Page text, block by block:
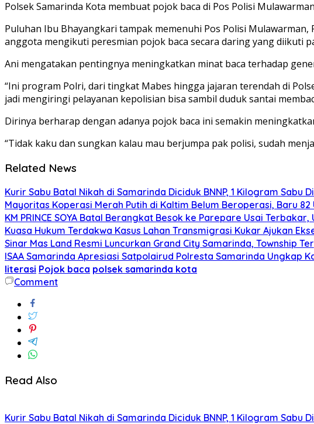
Polsek Samarinda Kota membuat pojok baca di Pos Polisi
Puluhan Ibu Bhayangkari tampak memenuhi Pos Polisi
anggota mengikuti peresmian pojok baca secara daring yang diikuti
Ani mengatakan pentingnya meningkatkan minat baca terhadap
“Ini program Polri, dari tingkat Mabes hingga jajaran terendah di
jadi mengiringi pelayanan kepolisian bisa sambil duduk santai
Dirinya berharap dengan adanya pojok baca ini semakin
“Tidak kaku dan sungkan kalau mau berjumpa pak polisi, sudah
Related News
Kurir Sabu Batal Nikah di Samarinda Diciduk BNNP, 1 Kilogram Sabu
Mayoritas Koperasi Merah Putih di Kaltim Belum Beroperasi, Baru 82
KM PRINCE SOYA Batal Berangkat Besok ke Parepare Usai
Kuasa Hukum Terdakwa Kasus Lahan Transmigrasi Kukar Ajukan
Sinar Mas Land Resmi Luncurkan Grand City Samarinda, Township
ISAA Samarinda Apresiasi Satpolairud Polresta Samarinda Ungkap
literasi Pojok baca polsek samarinda kota
Comment
Read Also
Kurir Sabu Batal Nikah di Samarinda Diciduk BNNP, 1 Kilogram Sabu